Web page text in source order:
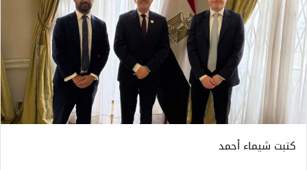
كتبت شيماء أحمد